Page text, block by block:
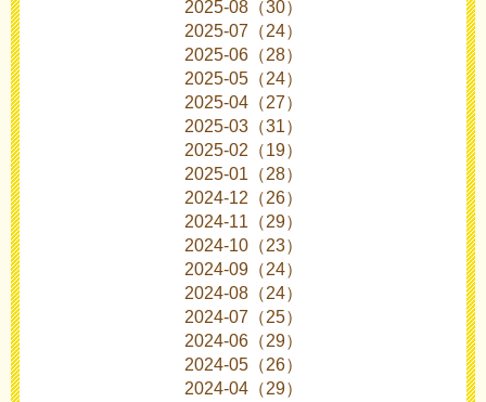
2025-08（30）
2025-07（24）
2025-06（28）
2025-05（24）
2025-04（27）
2025-03（31）
2025-02（19）
2025-01（28）
2024-12（26）
2024-11（29）
2024-10（23）
2024-09（24）
2024-08（24）
2024-07（25）
2024-06（29）
2024-05（26）
2024-04（29）